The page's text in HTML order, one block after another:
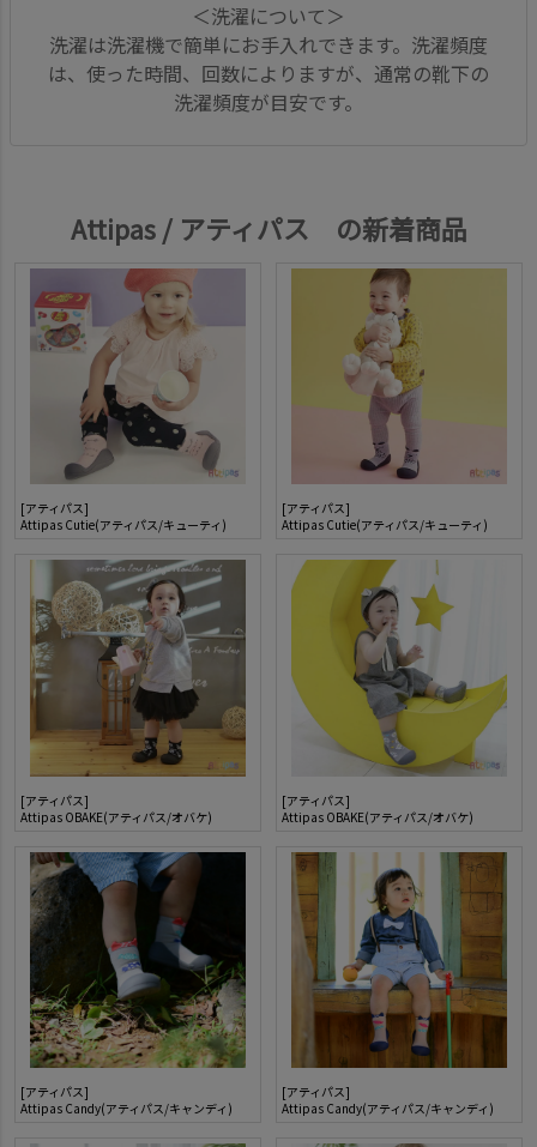
＜洗濯について＞
洗濯は洗濯機で簡単にお手入れできます。洗濯頻度
は、使った時間、回数によりますが、通常の靴下の
洗濯頻度が目安です。
Attipas / アティパス の新着商品
[アティパス]
Attipas Cutie(アティパス/キューティ)
[アティパス]
Attipas Cutie(アティパス/キューティ)
[アティパス]
Attipas OBAKE(アティパス/オバケ)
[アティパス]
Attipas OBAKE(アティパス/オバケ)
[アティパス]
Attipas Candy(アティパス/キャンディ)
[アティパス]
Attipas Candy(アティパス/キャンディ)